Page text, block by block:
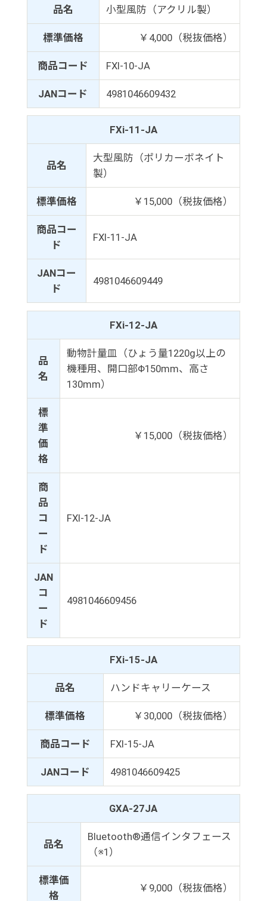
品名 小型風防（アクリル製）
標準価格 ￥4,000（税抜価格）
商品コード FXI-10-JA
JANコード 4981046609432
FXi-11-JA
品名
大型風防（ポリカーボネイト
製）
標準価格 ￥15,000（税抜価格）
商品コー
ド
FXI-11-JA
JANコー
ド
4981046609449
FXi-12-JA
品
名
動物計量皿（ひょう量1220g以上の
機種用、開口部Φ150mm、高さ
130mm）
標
準
価
格
￥15,000（税抜価格）
商
品
コ
ー
ド
FXI-12-JA
JAN
コ
ー
ド
4981046609456
FXi-15-JA
品名 ハンドキャリーケース
標準価格 ￥30,000（税抜価格）
商品コード FXI-15-JA
JANコード 4981046609425
GXA-27JA
品名
Bluetooth®通信インタフェース
（※1）
標準価
格
￥9,000（税抜価格）